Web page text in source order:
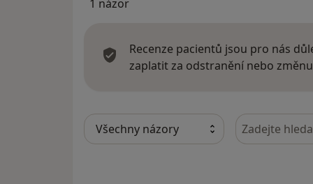
1 názor
Recenze pacientů jsou pro nás
zaplatit za odstranění nebo
Hledejte v